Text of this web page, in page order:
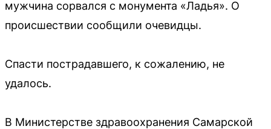
мужчина сорвался с монумента «Ладья». О
происшествии сообщили очевидцы.
Спасти пострадавшего, к сожалению, не
удалось.
В Министерстве здравоохранения Самарской